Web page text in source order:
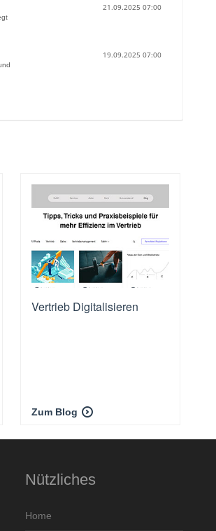
21.09.2025 07:00
19.09.2025 07:00
Vertrieb Digitalisieren
Zum Blog
Nützliches
Home